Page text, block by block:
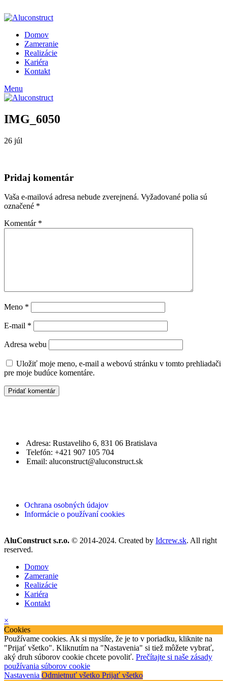
Domov
Zameranie
Realizácie
Kariéra
Kontakt
Menu
IMG_6050
26 júl
Pridaj komentár
Vaša e-mailová adresa nebude zverejnená. Vyžadované polia sú
označené *
Komentár *
Meno *
E-mail *
Adresa webu
Uložiť moje meno, e-mail a webovú stránku v tomto prehliadači
pre moje budúce komentáre.
Adresa: Rustaveliho 6, 831 06 Bratislava
Telefón: +421 907 105 704
Email: aluconstruct@aluconstruct.sk
Ochrana osobných údajov
Informácie o používaní cookies
AluConstruct s.r.o. © 2014-2024. Created by Idcrew.sk. All right
reserved.
Domov
Zameranie
Realizácie
Kariéra
Kontakt
×
Cookies
Používame cookies. Ak si myslíte, že je to v poriadku, kliknite na
"Prijať všetko". Kliknutím na "Nastavenia" si tiež môžete vybrať,
aký druh súborov cookie chcete povoliť. Prečítajte si naše zásady
používania súborov cookie
Nastavenia Odmietnuť všetko Prijať všetko